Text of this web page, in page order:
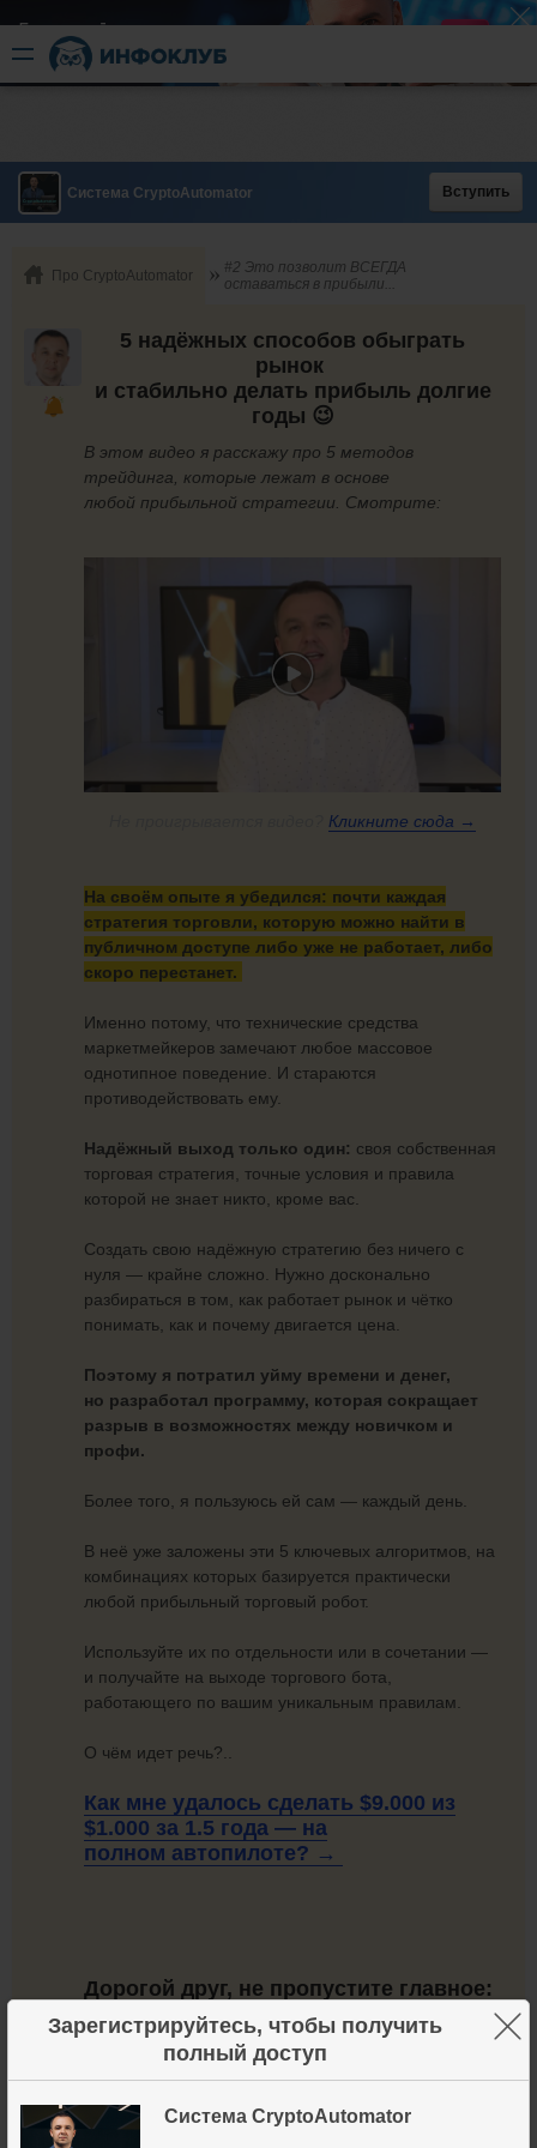
Зарегистрируйтесь, чтобы получить
полный доступ
Система CryptoAutomator
×
Быстрый разгон
​в короткие сроки
Система CryptoAutomator Вступить
Про CryptoAutomator
#2 Это позволит ВСЕГДА
оставаться в прибыли...
5 надёжных способов обыграть
рынок
и стабильно делать прибыль долгие
годы 😉
В этом видео я расскажу про 5 методов
трейдинга, которые лежат в основе
любой прибыльной стратегии. Смотрите:
Кликните сюда →
На своём опыте я убедился: почти каждая
стратегия торговли, которую можно найти в
публичном доступе либо уже не работает, либо
скоро перестанет.
Именно потому, что технические средства
маркетмейкеров замечают любое массовое
однотипное поведение. И стараются
противодействовать ему.
Надёжный выход только один: своя собственная
торговая стратегия, точные условия и правила
которой не знает никто, кроме вас.
Создать свою надёжную стратегию без ничего с
нуля — крайне сложно. Нужно досконально
разбираться в том, как работает рынок и чётко
понимать, как и почему двигается цена.
Поэтому я потратил уйму времени и денег,
но разработал программу, которая сокращает
разрыв в возможностях между новичком и
профи.
Более того, я пользуюсь ей сам — каждый день.
В неё уже заложены эти 5 ключевых алгоритмов, на
комбинациях которых базируется практически
любой прибыльный торговый робот.
Используйте их по отдельности или в сочетании —
и получайте на выходе торгового бота,
работающего по вашим уникальным правилам.
О чём идет речь?..
Как мне удалось сделать $9.000 из
$1.000 за 1.5 года — на
полном автопилоте? →
Дорогой друг, не пропустите главное: